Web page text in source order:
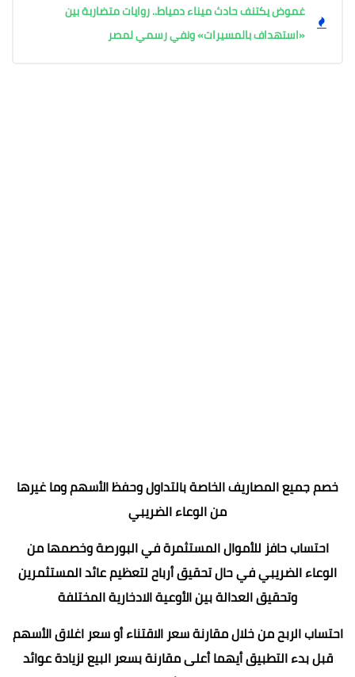
غموض يكتنف حادث ميناء دمياط.. روايات متضاربة بين
«استهداف بالمسيرات» ونفي رسمي لمصر
خصم جميع المصاريف الخاصة بالتداول وحفظ الأسهم وما غيرها
من الوعاء الضريبي
احتساب حافز للأموال المستثمرة في البورصة وخصمها من
الوعاء الضريبي في حال تحقيق أرباح لتعظيم عائد المستثمرين
وتحقيق العدالة بين الأوعية الادخارية المختلفة
احتساب الربح من خلال مقارنة سعر الاقتناء أو سعر اغلاق الأسهم
قبل بدء التطبيق أيهما أعلى مقارنة بسعر البيع لزيادة عوائد